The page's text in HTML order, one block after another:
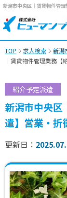
新潟市中央区｜賃貸物件管
TOP 求人検索 新潟
｜賃貸物件管理業務
紹介予定派遣
新潟市中央区
遣】営業・折
更新日：